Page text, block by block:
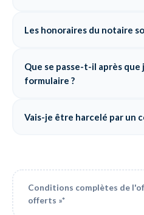
Les honoraires du notaire
Que se passe-t-il après que
formulaire ?
Vais-je être harcelé par un
Conditions complètes de
offerts »*